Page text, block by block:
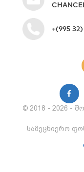
© 2018 - 2026 -
სამეცნიერო
+(995